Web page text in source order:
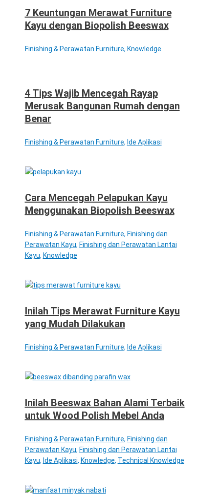
7 Keuntungan Merawat Furniture
Kayu dengan Biopolish Beeswax
Finishing & Perawatan Furniture, Knowledge
4 Tips Wajib Mencegah Rayap
Merusak Bangunan Rumah dengan
Benar
Finishing & Perawatan Furniture, Ide Aplikasi
Cara Mencegah Pelapukan Kayu
Menggunakan Biopolish Beeswax
Finishing & Perawatan Furniture, Finishing dan
Perawatan Kayu, Finishing dan Perawatan Lantai
Kayu, Knowledge
Inilah Tips Merawat Furniture Kayu
yang Mudah Dilakukan
Finishing & Perawatan Furniture, Ide Aplikasi
Inilah Beeswax Bahan Alami Terbaik
untuk Wood Polish Mebel Anda
Finishing & Perawatan Furniture, Finishing dan
Perawatan Kayu, Finishing dan Perawatan Lantai
Kayu, Ide Aplikasi, Knowledge, Technical Knowledge